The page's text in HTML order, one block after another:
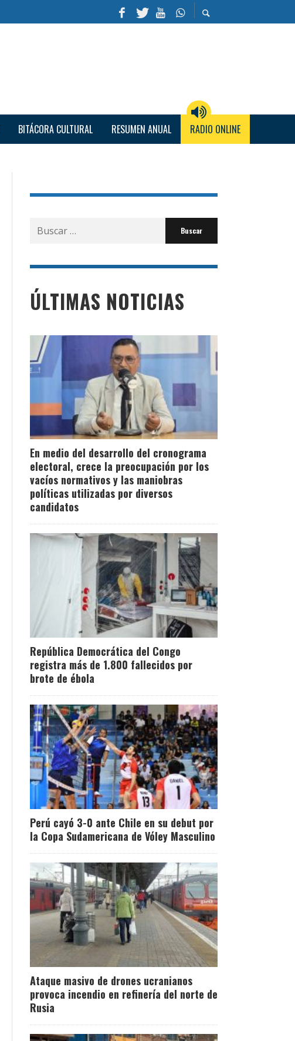
BITÁCORA CULTURAL RESUMEN ANUAL RADIO ONLINE
Buscar
por:
ÚLTIMAS NOTICIAS
En medio del desarrollo del cronograma
electoral, crece la preocupación por los
vacíos normativos y las maniobras
políticas utilizadas por diversos
candidatos
República Democrática del Congo
registra más de 1.800 fallecidos por
brote de ébola
Perú cayó 3-0 ante Chile en su debut por
la Copa Sudamericana de Vóley Masculino
Ataque masivo de drones ucranianos
provoca incendio en refinería del norte de
Rusia